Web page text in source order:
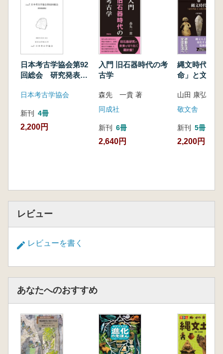
縄文土器の使い方③ 貯蔵や収納の容器
縄文土器の使い方④ 死者の魂を納める 埋
甕・伏甕
縄文土器の使い方⑤ 火床囲い・土器埋甕炉
コラム これらの土器、どうやって使う?
縄文土器の固有性と象徴① 口縁部の変形と造
縄文土器の固有性と象徴② 神秘的な造形 精
縄文土器の固有性と象徴③ 八百万の生命と物
語
縄文土器の型式① 土器型式は時間の定規
の動きを表す
コラム 抽象的な形の土偶、具象的な形の土製
品
第4章 いろいろな縄文土器を見てみよう
草創期 最初の土器は「無文」
早期 尖底の土器 ～本州～
前期 地域定着と個性の成立
前期 外界に近い九州と西日本
前期 外界に近い北海道、本州の東北と中央部
日本考古学協会第92
回総会 研究発表要
日本考古学協会
新刊 4冊
2,200円
入門 旧石器時代の考
古学
森先 一貴 著
同成社
新刊 6冊
2,640円
縄文時代 : 「
命」と文化
山田 康弘 著
敬文舎
新刊 5冊
2,200円
レビュー
レビューを書く
あなたへのおすすめ